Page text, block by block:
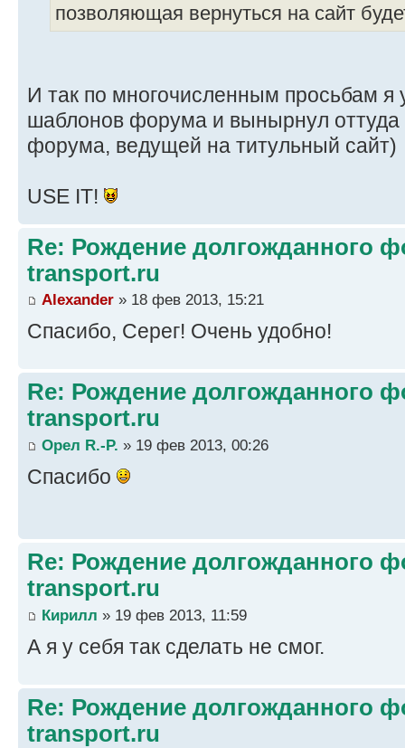
позволяющая вернуться на сайт
И так по многочисленным просьбам я
шаблонов форума и вынырнул оттуда
форума, ведущей на титульный сайт)
USE IT!
Re: Рождение долгожданного
transport.ru
Alexander » 18 фев 2013, 15:21
Спасибо, Серег! Очень удобно!
Re: Рождение долгожданного
transport.ru
Орел R.-P. » 19 фев 2013, 00:26
Спасибо
Re: Рождение долгожданного
transport.ru
Кирилл » 19 фев 2013, 11:59
А я у себя так сделать не смог.
Re: Рождение долгожданного
transport.ru